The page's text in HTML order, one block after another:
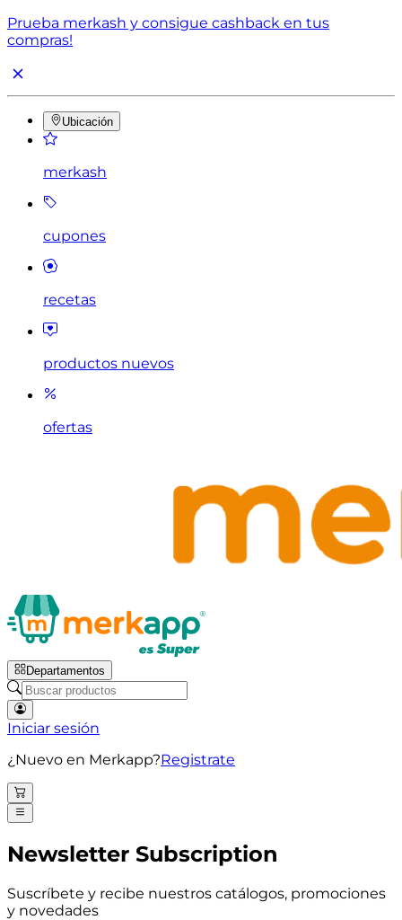
Prueba merkash y consigue cashback en tus
compras!
Ubicación
merkash
cupones
recetas
productos nuevos
ofertas
Departamentos
Iniciar sesión
¿Nuevo en Merkapp?Registrate
Newsletter Subscription
Suscríbete y recibe nuestros catálogos, promociones
y novedades